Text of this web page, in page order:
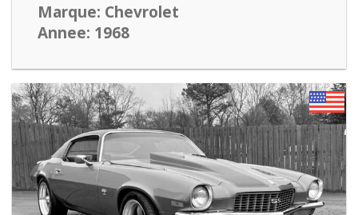
Marque: Chevrolet
Annee: 1968